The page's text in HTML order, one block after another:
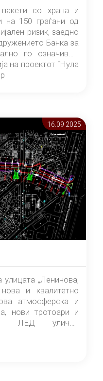
со храна и
на 150 граѓани од
ризик, заедно
Банка за
го означивме
на проектот “Нула
16.09 2025
улицата „Ленинова,
и квалитетно
атмосферска и
нови тротоари и
ЛЕД улично